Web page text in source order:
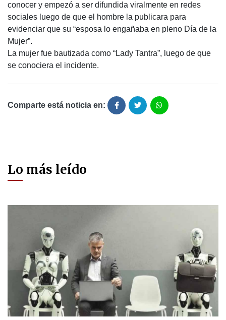
conocer y empezó a ser difundida viralmente en redes
sociales luego de que el hombre la publicara para
evidenciar que su “esposa lo engañaba en pleno Día de la
Mujer”.
La mujer fue bautizada como “Lady Tantra”, luego de que
se conociera el incidente.
Comparte está noticia en:
Lo más leído